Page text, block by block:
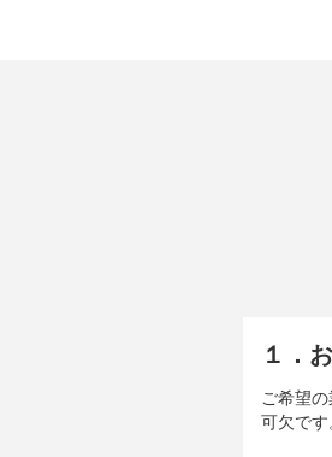
１．
ご希望
可欠です